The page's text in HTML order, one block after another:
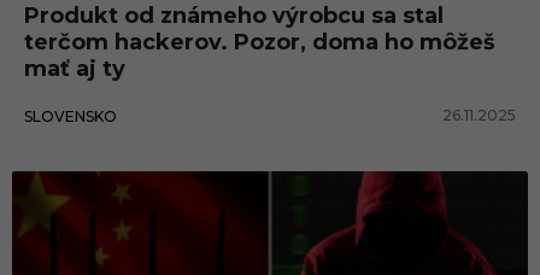
Produkt od známeho výrobcu sa stal
terčom hackerov. Pozor, doma ho môžeš
mať aj ty
SLOVENSKO 26.11.2025